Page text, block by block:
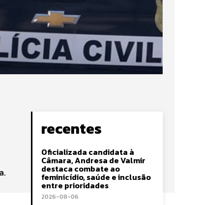
recentes
Oficializada candidata à
Câmara, Andresa de Valmir
destaca combate ao
feminicídio, saúde e inclusão
entre prioridades
2026-08-06